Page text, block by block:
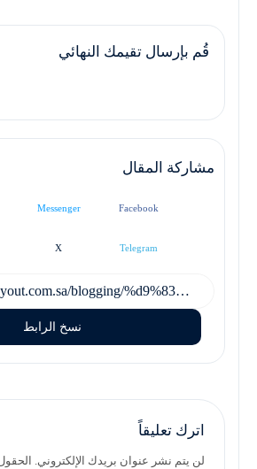
قُم بإرسال تقيمك النهائي
مشاركة المقال
Facebook
Messenger
Telegram
X
نسخ الرابط
اترك تعليقاً
لن يتم نشر عنوان بريدك الإلكتروني. الحقول